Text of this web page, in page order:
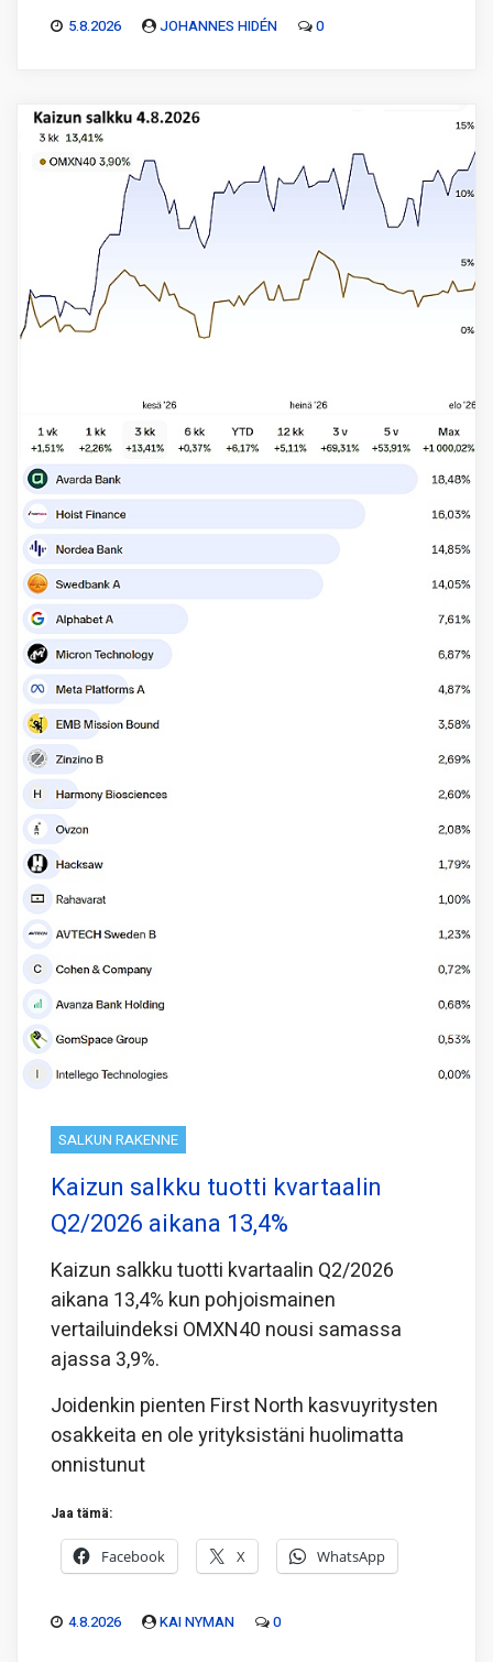
5.8.2026 JOHANNES HIDÉN 0
SALKUN RAKENNE
Kaizun salkku tuotti kvartaalin
Q2/2026 aikana 13,4%
Kaizun salkku tuotti kvartaalin Q2/2026
aikana 13,4% kun pohjoismainen
vertailuindeksi OMXN40 nousi samassa
ajassa 3,9%.
Joidenkin pienten First North kasvuyritysten
osakkeita en ole yrityksistäni huolimatta
onnistunut
Jaa tämä:
Facebook X WhatsApp
4.8.2026 KAI NYMAN 0